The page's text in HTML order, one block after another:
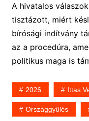
A hivatalos
tisztázott, miért
bírósági indítvány
az a procedúra,
politikus maga is
2026 Ittas
Országgyűlés